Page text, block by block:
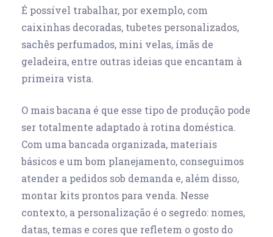
É possível trabalhar, por exemplo, com
caixinhas decoradas, tubetes personalizados,
sachês perfumados, mini velas, ímãs de
geladeira, entre outras ideias que encantam à
primeira vista.
O mais bacana é que esse tipo de produção pode
ser totalmente adaptado à rotina doméstica.
Com uma bancada organizada, materiais
básicos e um bom planejamento, conseguimos
atender a pedidos sob demanda e, além disso,
montar kits prontos para venda. Nesse
contexto, a personalização é o segredo: nomes,
datas, temas e cores que refletem o gosto do